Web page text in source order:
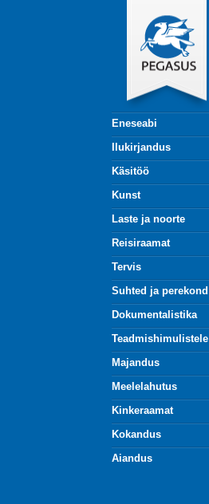
Eneseabi
Ilukirjandus
Käsitöö
Kunst
Laste ja noorte
Reisiraamat
Tervis
Suhted ja perekond
Dokumentalistika
Teadmishimulistele
Majandus
Meelelahutus
Kinkeraamat
Kokandus
Aiandus